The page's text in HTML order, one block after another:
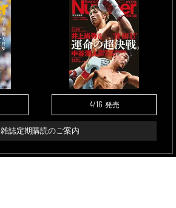
4/16 発売
雑誌定期購読のご案内